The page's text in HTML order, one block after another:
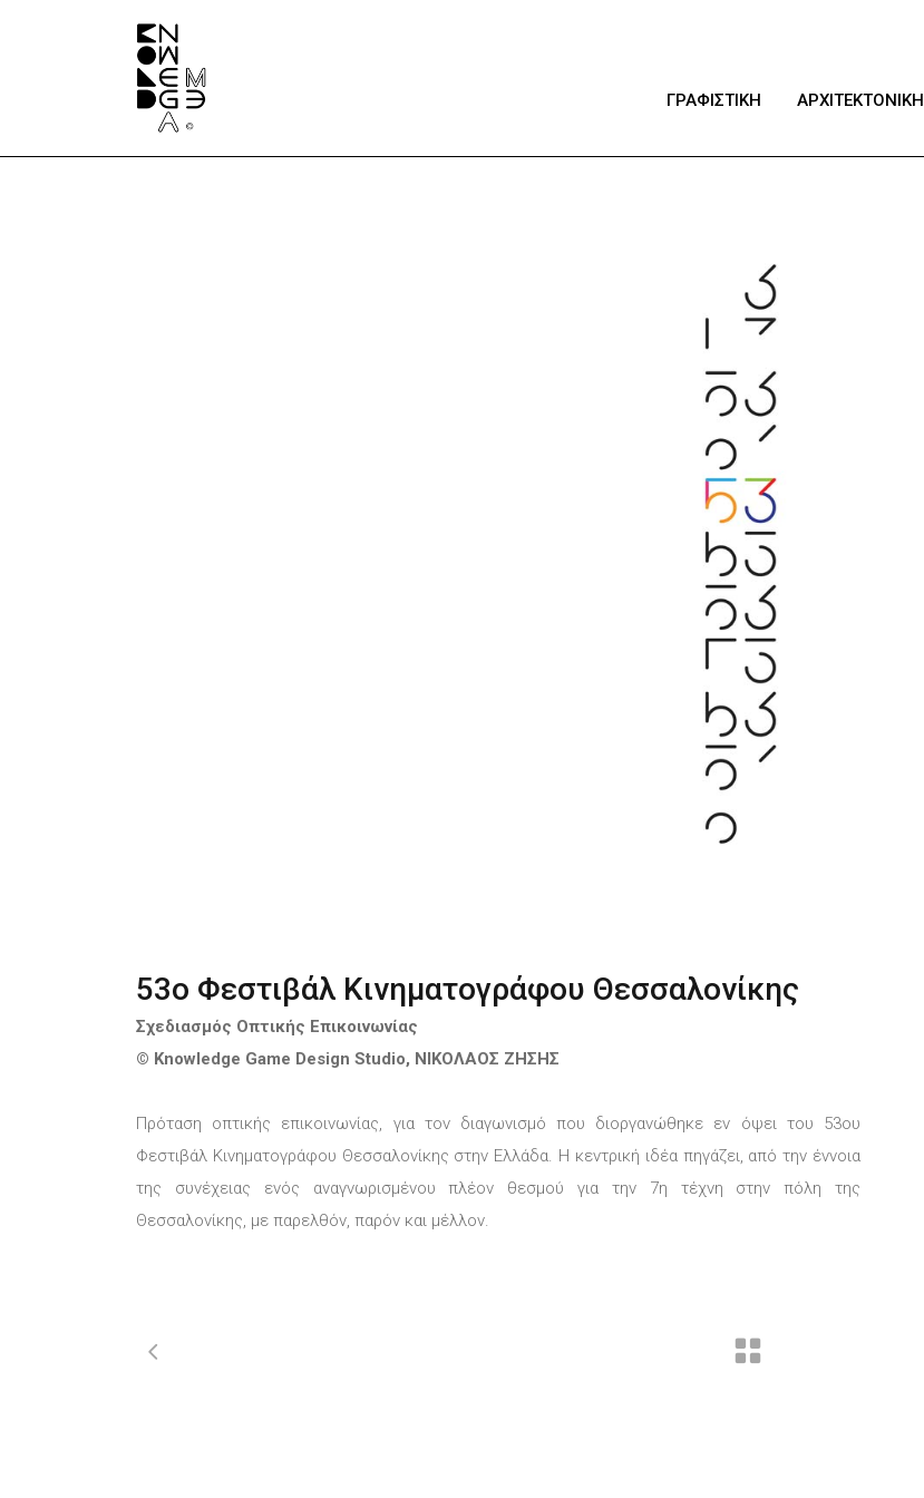
ΓΡΑΦΙΣΤΙΚΗ ΑΡΧΙΤΕΚΤΟΝΙΚΗ
53ο Φεστιβάλ Κινηματογράφου Θεσσαλονίκης
Σχεδιασμός Οπτικής Επικοινωνίας
© Knowledge Game Design Studio, ΝΙΚΟΛΑΟΣ ΖΗΣΗΣ
Πρόταση οπτικής επικοινωνίας, για τον διαγωνισμό που διοργανώθηκε εν όψει του 53ου
Φεστιβάλ Κινηματογράφου Θεσσαλονίκης στην Ελλάδα. Η κεντρική ιδέα πηγάζει, από την έννοια
της συνέχειας ενός αναγνωρισμένου πλέον θεσμού για την 7η τέχνη στην πόλη της
Θεσσαλονίκης, με παρελθόν, παρόν και μέλλον.